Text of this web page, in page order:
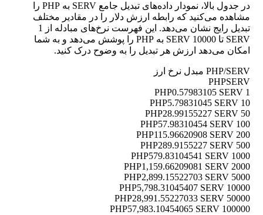
در جدول بالا، نمودار داده‌های تبدیل جامع SERV به PHP را
مشاهده می‌کنید که رابطه ارزش دلار را در مقادیر مختلف
تبدیل رایج نشان می‌دهد. این فهرست نرخ‌های مبادله از 1
SERV تا 10000 SERV به PHP را پوشش می‌دهد و به شما
امکان می‌دهد ارزش هر تبدیل را به وضوح درک کنید.
PHP/SERV مبدل نرخ ارز
PHPSERV
1 PHP
0.57983105 SERV
10 PHP
5.79831045 SERV
50 PHP
28.99155227 SERV
100 PHP
57.98310454 SERV
200 PHP
115.96620908 SERV
500 PHP
289.9155227 SERV
1000 PHP
579.83104541 SERV
2000 PHP
1,159.66209081 SERV
5000 PHP
2,899.15522703 SERV
10000 PHP
5,798.31045407 SERV
50000 PHP
28,991.55227033 SERV
100000 PHP
57,983.10454065 SERV